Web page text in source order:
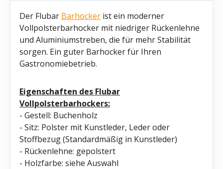
Der Flubar Barhocker ist ein moderner
Vollpolsterbarhocker mit niedriger Rückenlehne
und Aluminiumstreben, die für mehr Stabilität
sorgen. Ein guter Barhocker für Ihren
Gastronomiebetrieb.
Eigenschaften des Flubar
Vollpolsterbarhockers:
- Gestell: Buchenholz
- Sitz: Polster mit Kunstleder, Leder oder
Stoffbezug (Standardmäßig in Kunstleder)
- Rückenlehne: gepolstert
- Holzfarbe: siehe Auswahl